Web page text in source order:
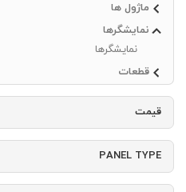
ماژول ها
نمایشگرها
نمایشگرها
قطعات
قیمت
PANEL TYPE